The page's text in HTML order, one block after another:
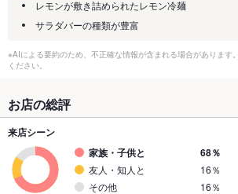
レモンが敷き詰められたレモン冷麺
サラダバーの種類が豊富
※AIによる要約のため、不正確な情報が含まれる場合があります
ください。
お店の総評
来店シーン
家族・子供と
68％
友人・知人と
16％
その他
16％